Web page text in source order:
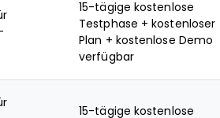
15-tägige kostenlose
Testphase + kostenloser
Plan + kostenlose Demo
verfügbar
15-tägige kostenlose